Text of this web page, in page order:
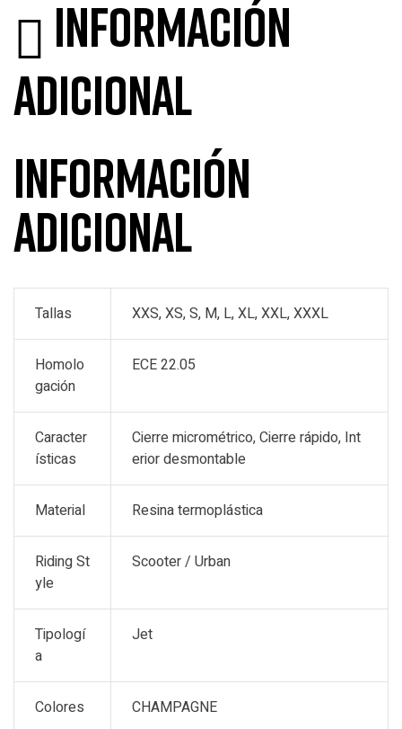
Información
adicional
Información
adicional
Tallas XXS, XS, S, M, L, XL, XXL, XXXL
Homolo
gación
ECE 22.05
Caracter
ísticas
Cierre micrométrico, Cierre rápido, Int
erior desmontable
Material Resina termoplástica
Riding St
yle
Scooter / Urban
Tipologí
a
Jet
Colores CHAMPAGNE